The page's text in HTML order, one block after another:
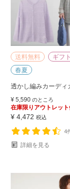
送料無料
ギフ
春夏
透かし編みカーディ
¥ 5,590 のところ
在庫限りアウトレッ
¥ 4,472 税込
4
詳細を見る